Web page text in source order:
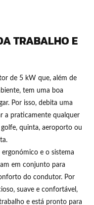
TRABALHO E
de 5 kW que, além de
tem uma boa
Por isso, debita uma
a praticamente qualquer
quinta, aeroporto ou
e o sistema
em conjunto para
do condutor. Por
suave e confortável,
e está pronto para